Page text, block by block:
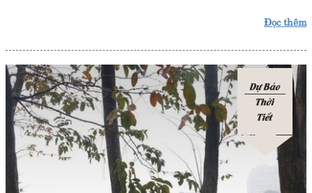
Đọc thêm
Dự Báo
Thời
Tiết